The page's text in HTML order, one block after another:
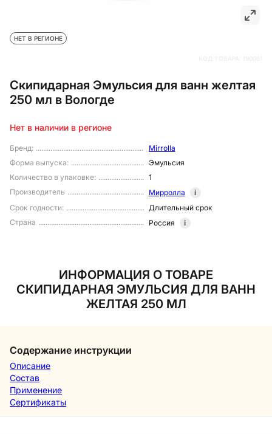
Скипидарная Эмульсия для ванн желтая
250 мл в Вологде
НЕТ В РЕГИОНЕ
Бренд:
Mirrolla
Форма выпуска:
Эмульсия
Количество в упаковке:
1
Производитель
Мирролла
i
Срок годности:
Длительный срок
Страна
Россия i
Нет в наличии в регионе
ИНФОРМАЦИЯ О ТОВАРЕ
СКИПИДАРНАЯ ЭМУЛЬСИЯ ДЛЯ ВАНН
ЖЕЛТАЯ 250 МЛ
Содержание инструкции
Описание
Состав
Применение
Сертификаты